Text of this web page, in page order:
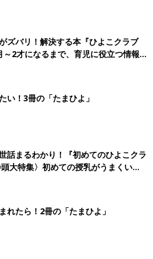
ズバリ！解決する本『ひよこクラブ
2才になるまで、育児に役立つ情報が
い！3冊の「たまひよ」
話まるわかり！『初めてのひよこクラ
大特集〉初めての授乳がうまくい
ミルクの基本と夏のトラブル 解決テ
れたら！2冊の「たまひよ」